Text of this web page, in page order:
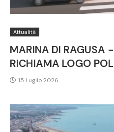
Attualità
MARINA DI RAGUSA
RICHIAMA LOGO
15 Luglio 2026